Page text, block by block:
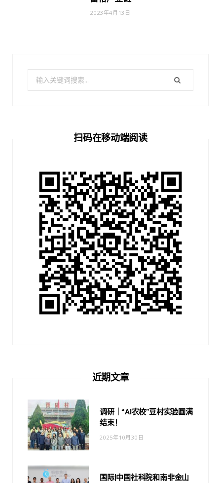
2023年4月13日
扫码在移动端阅读
近期文章
调研｜“AI农校”豆村实验圆满
结束！
2025年10月30日
国际|中国社科院和南非金山